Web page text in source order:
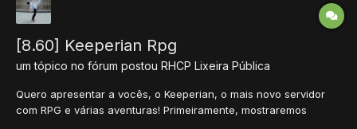
[8.60] Keeperian Rpg
um tópico no fórum postou RHCP Lixeira Pública
Quero apresentar a vocês, o Keeperian, o mais novo servidor
com RPG e várias aventuras! Primeiramente, mostraremos